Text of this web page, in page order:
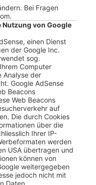
Bei Fragen
von Google
einen Dienst
der Google Inc.
sog.
Computer
Analyse der
Google AdSense
Beacons
Web Beacons
auf
Die durch Cookies
über die
Ihrer IP-
werden
USA übertragen und
können von
weitergegeben
jedoch nicht mit
Daten